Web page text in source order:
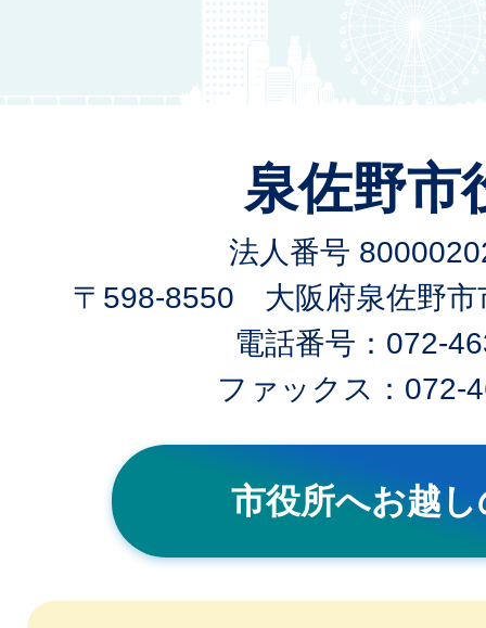
泉佐野市
法人番号
〒598-8550 大阪府泉佐野市
電話番号：072-
ファックス：072-
市役所へお越